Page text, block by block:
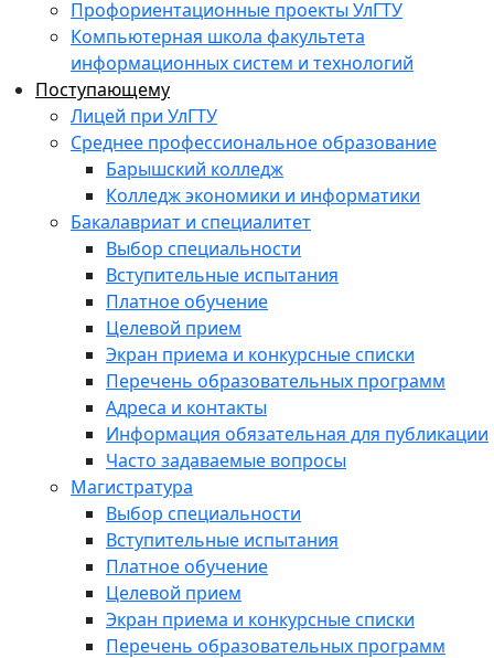
Профориентационные проекты УлГТУ
Компьютерная школа факультета
информационных систем и технологий
Поступающему
Лицей при УлГТУ
Среднее профессиональное образование
Барышский колледж
Колледж экономики и информатики
Бакалавриат и специалитет
Выбор специальности
Вступительные испытания
Платное обучение
Целевой прием
Экран приема и конкурсные списки
Перечень образовательных программ
Адреса и контакты
Информация обязательная для публикации
Часто задаваемые вопросы
Магистратура
Выбор специальности
Вступительные испытания
Платное обучение
Целевой прием
Экран приема и конкурсные списки
Перечень образовательных программ